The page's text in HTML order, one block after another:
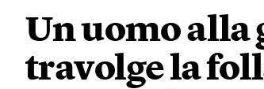
Un uomo alla
travolge la